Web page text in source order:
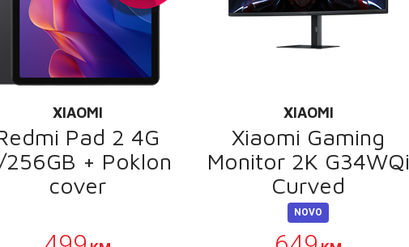
XIAOMI
Pad 2 4G
+ Poklon
cover
XIAOMI
Xiaomi Gaming
Monitor 2K G34WQi
Curved
NOVO